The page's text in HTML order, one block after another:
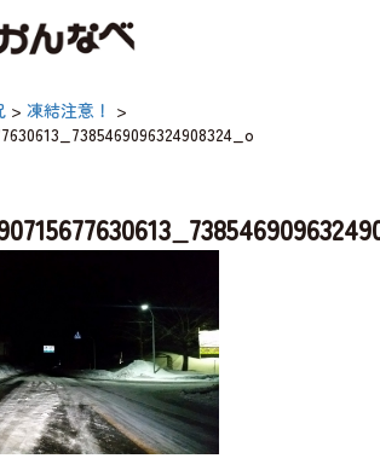
アップかんなべ
市・関西 アウ
ンプ場・熱気球
原アクティビティ
かなり遊べる」！
プ場
ィビティ
> 凍結注意！ >